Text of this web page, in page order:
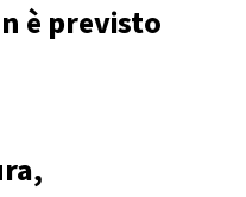
è previsto